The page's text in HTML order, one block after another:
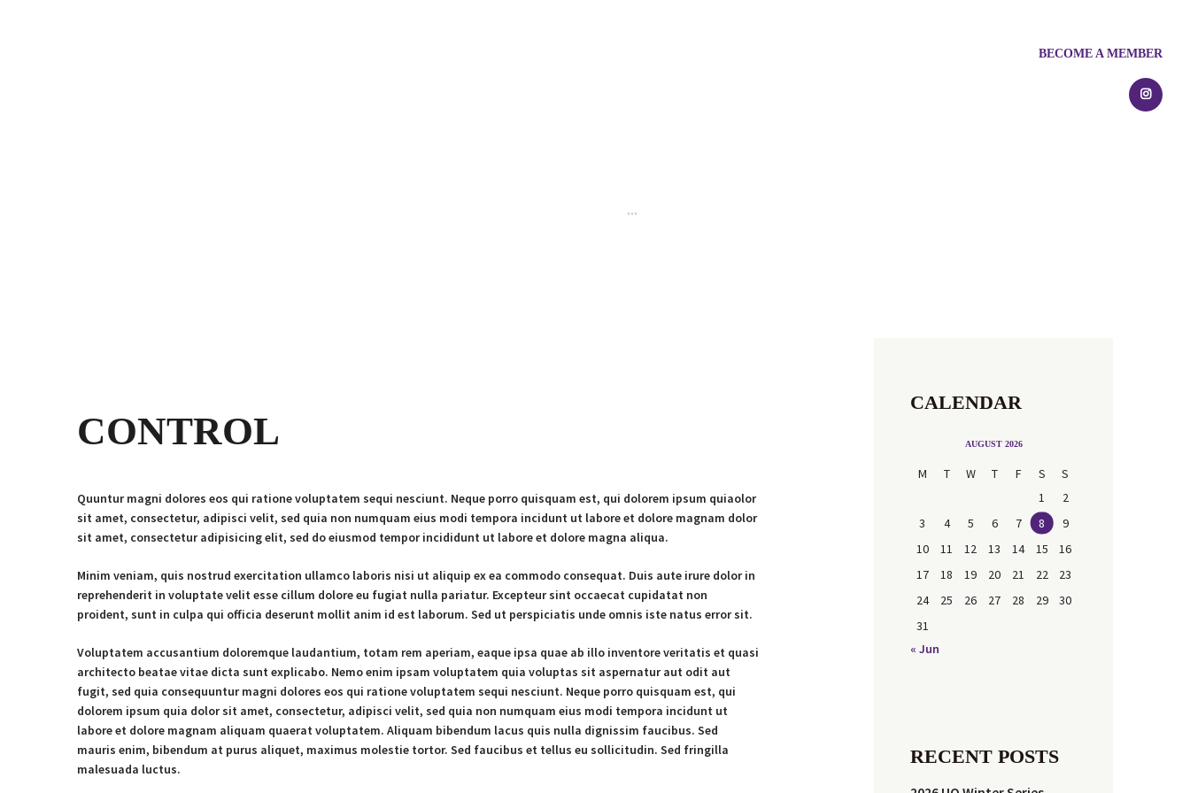
BECOME A MEMBER
...
CONTROL
Quuntur magni dolores eos qui ratione voluptatem sequi nesciunt. Neque porro quisquam est, qui dolorem ipsum quiaolor
sit amet, consectetur, adipisci velit, sed quia non numquam eius modi tempora incidunt ut labore et dolore magnam dolor
sit amet, consectetur adipisicing elit, sed do eiusmod tempor incididunt ut labore et dolore magna aliqua.
Minim veniam, quis nostrud exercitation ullamco laboris nisi ut aliquip ex ea commodo consequat. Duis aute irure dolor in
reprehenderit in voluptate velit esse cillum dolore eu fugiat nulla pariatur. Excepteur sint occaecat cupidatat non
proident, sunt in culpa qui officia deserunt mollit anim id est laborum. Sed ut perspiciatis unde omnis iste natus error sit.
Voluptatem accusantium doloremque laudantium, totam rem aperiam, eaque ipsa quae ab illo inventore veritatis et quasi
architecto beatae vitae dicta sunt explicabo. Nemo enim ipsam voluptatem quia voluptas sit aspernatur aut odit aut
fugit, sed quia consequuntur magni dolores eos qui ratione voluptatem sequi nesciunt. Neque porro quisquam est, qui
dolorem ipsum quia dolor sit amet, consectetur, adipisci velit, sed quia non numquam eius modi tempora incidunt ut
labore et dolore magnam aliquam quaerat voluptatem. Aliquam bibendum lacus quis nulla dignissim faucibus. Sed
mauris enim, bibendum at purus aliquet, maximus molestie tortor. Sed faucibus et tellus eu sollicitudin. Sed fringilla
malesuada luctus.
CALENDAR
AUGUST 2026
M T W T F S
S
1
2
3
4 5 6 7 8
9
10
11 12 13 14 15
16
17
18 19 20 21 22
23
24
25 26 27 28 29
30
31
« Jun
RECENT POSTS